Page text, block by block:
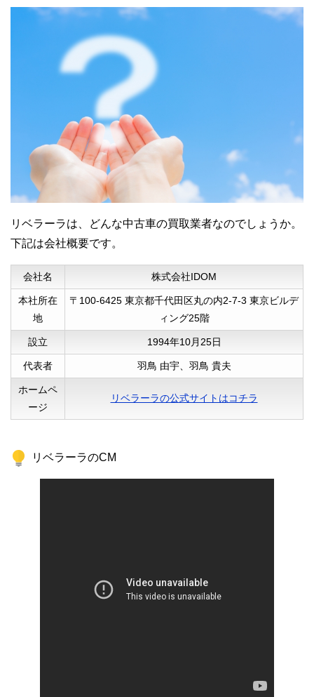
輸入車を取り扱っているのに店舗は入りや
すい雰囲気で、子供連れでも査定の間全く
問題なく待っていられました。
査定スタッフの説明も分かりやすく、不安
40代男性
後から知ったのですがガリバーのグループ
で、輸入車専門店なんですね。
用して良かったと思いました。
リベラーラは、どんな中古車の買取業者なのでしょうか。
下記は会社概要です。
会社名 株式会社IDOM
本社所在
地
〒100-6425 東京都千代田区丸の内2-7-3 東京ビルデ
ィング25階
設立 1994年10月25日
代表者 羽鳥 由宇、羽鳥 貴夫
ホームペ
ージ
リベラーラの公式サイトはコチラ
リベラーラのCM